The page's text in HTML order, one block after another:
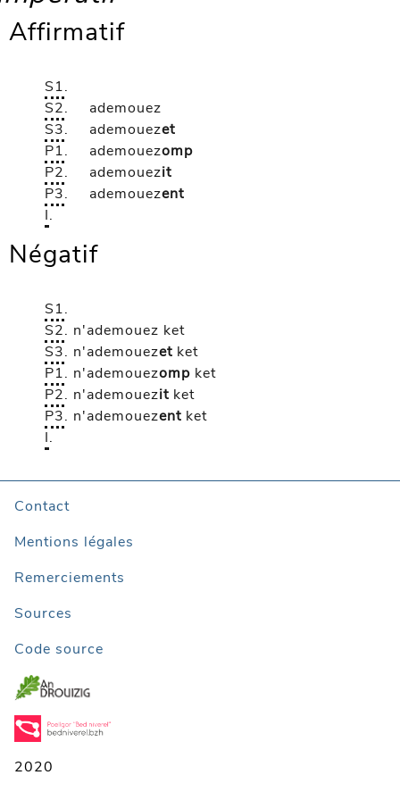
Affirmatif
S1.
S2.
ademouez
S3. ademouezet
P1. ademouezomp
P2. ademouezit
P3. ademouezent
I.
Négatif
S1.
S2. n'ademouez ket
S3. n'ademouezet ket
P1. n'ademouezomp ket
P2. n'ademouezit ket
P3. n'ademouezent ket
I.
Contact
Mentions légales
Remerciements
Sources
Code source
2020